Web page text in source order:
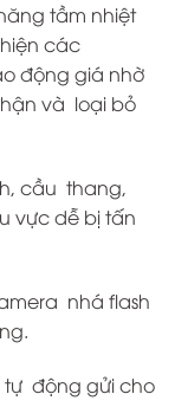
tầm nhiệt
các
động giá nhờ
và loại bỏ
cầu thang,
vực dễ bị tấn
nhá flash
tự động gửi cho